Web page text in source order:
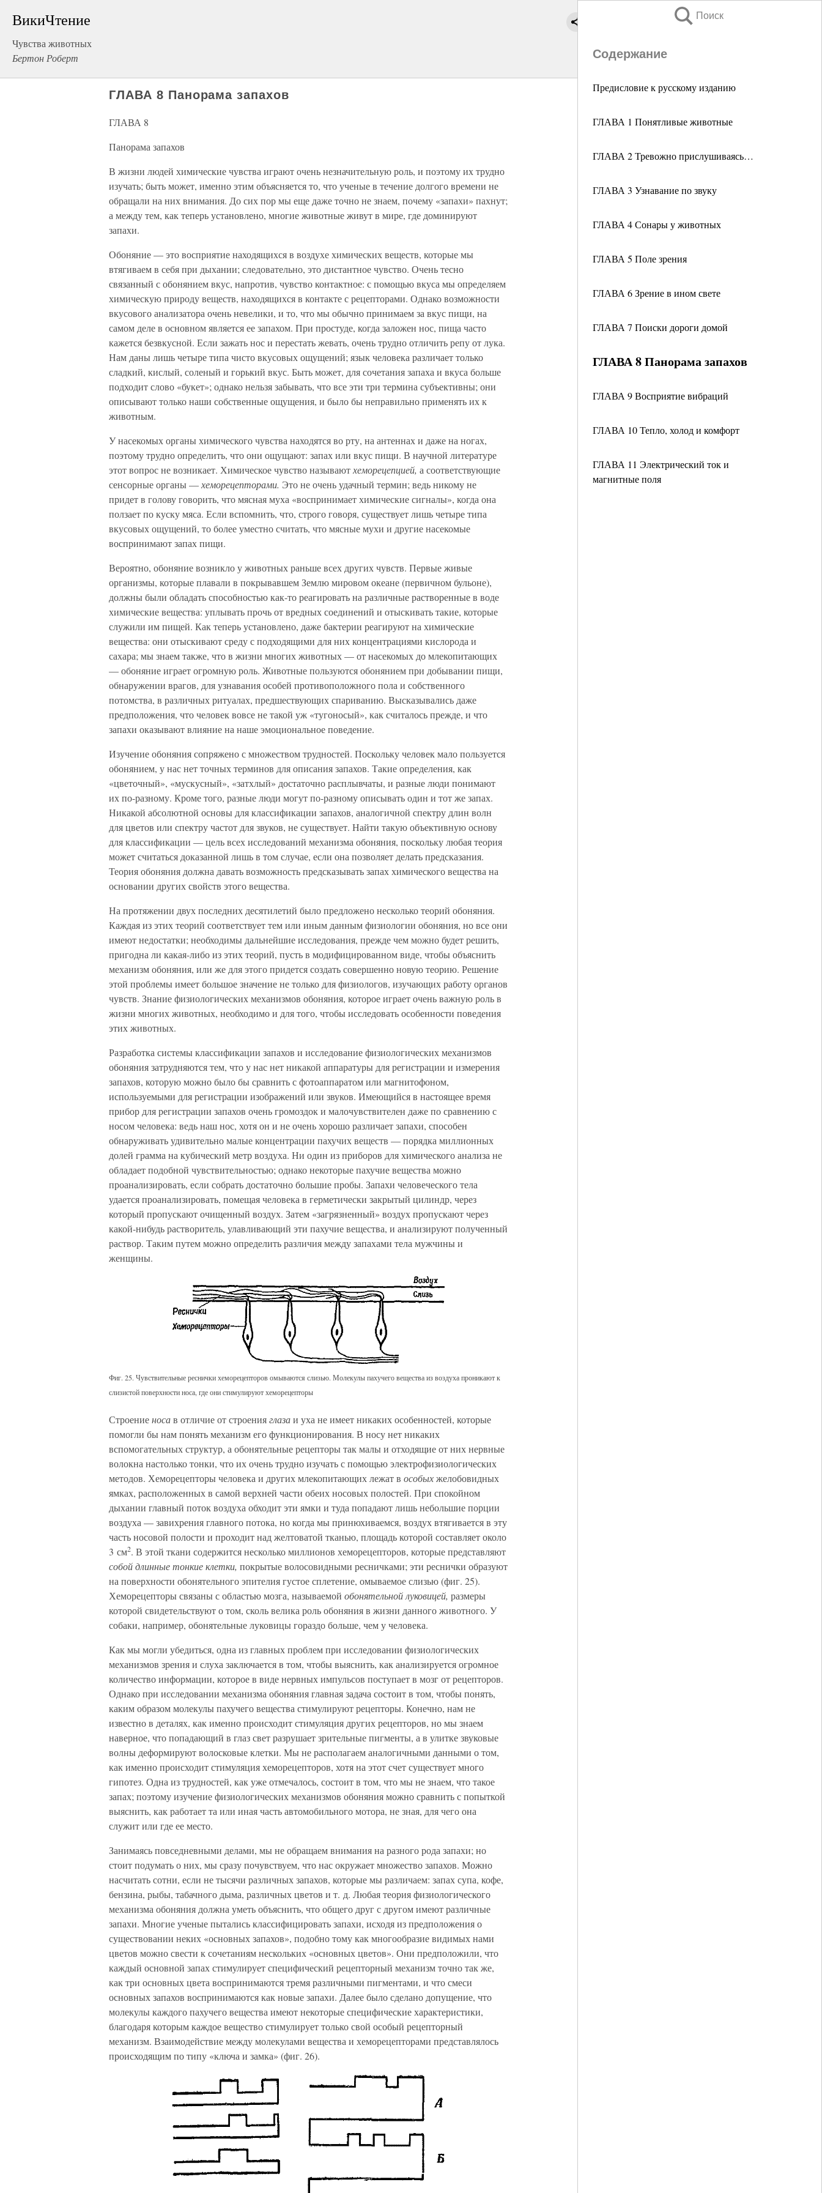
ВикиЧтение
Чувства животных
Бертон Роберт
Поиск
Содержание
Предисловие к русскому изданию
ГЛАВА 1 Понятливые животные
ГЛАВА 2 Тревожно прислушиваясь…
ГЛАВА 3 Узнавание по звуку
ГЛАВА 4 Сонары у животных
ГЛАВА 5 Поле зрения
ГЛАВА 6 Зрение в ином свете
ГЛАВА 7 Поиски дороги домой
ГЛАВА 8 Панорама запахов
ГЛАВА 9 Восприятие вибраций
ГЛАВА 10 Тепло, холод и комфорт
ГЛАВА 11 Электрический ток и
магнитные поля
ГЛАВА 8 Панорама запахов
ГЛАВА 8
Панорама запахов
В жизни людей химические чувства играют очень незначительную роль, и поэтому их трудно
изучать; быть может, именно этим объясняется то, что ученые в течение долгого времени не
обращали на них внимания. До сих пор мы еще даже точно не знаем, почему «запахи» пахнут;
а между тем, как теперь установлено, многие животные живут в мире, где доминируют
запахи.
Обоняние — это восприятие находящихся в воздухе химических веществ, которые мы
втягиваем в себя при дыхании; следовательно, это дистантное чувство. Очень тесно
связанный с обонянием вкус, напротив, чувство контактное: с помощью вкуса мы определяем
химическую природу веществ, находящихся в контакте с рецепторами. Однако возможности
вкусового анализатора очень невелики, и то, что мы обычно принимаем за вкус пищи, на
самом деле в основном является ее запахом. При простуде, когда заложен нос, пища часто
кажется безвкусной. Если зажать нос и перестать жевать, очень трудно отличить репу от лука.
Нам даны лишь четыре типа чисто вкусовых ощущений; язык человека различает только
сладкий, кислый, соленый и горький вкус. Быть может, для сочетания запаха и вкуса больше
подходит слово «букет»; однако нельзя забывать, что все эти три термина субъективны; они
описывают только наши собственные ощущения, и было бы неправильно применять их к
животным.
У насекомых органы химического чувства находятся во рту, на антеннах и даже на ногах,
поэтому трудно определить, что они ощущают: запах или вкус пищи. В научной литературе
этот вопрос не возникает. Химическое чувство называютхеморецепцией, а соответствующие
сенсорные органы —хеморецепторами. Это не очень удачный термин; ведь никому не
придет в голову говорить, что мясная муха «воспринимает химические сигналы», когда она
ползает по куску мяса. Если вспомнить, что, строго говоря, существует лишь четыре типа
вкусовых ощущений, то более уместно считать, что мясные мухи и другие насекомые
воспринимают запах пищи.
Вероятно, обоняние возникло у животных раньше всех других чувств. Первые живые
организмы, которые плавали в покрывавшем Землю мировом океане (первичном бульоне),
должны были обладать способностью как-то реагировать на различные растворенные в воде
химические вещества: уплывать прочь от вредных соединений и отыскивать такие, которые
служили им пищей. Как теперь установлено, даже бактерии реагируют на химические
вещества: они отыскивают среду с подходящими для них концентрациями кислорода и
сахара; мы знаем также, что в жизни многих животных — от насекомых до млекопитающих
— обоняние играет огромную роль. Животные пользуются обонянием при добывании пищи,
обнаружении врагов, для узнавания особей противоположного пола и собственного
потомства, в различных ритуалах, предшествующих спариванию. Высказывались даже
предположения, что человек вовсе не такой уж «тугоносый», как считалось прежде, и что
запахи оказывают влияние на наше эмоциональное поведение.
Изучение обоняния сопряжено с множеством трудностей. Поскольку человек мало пользуется
обонянием, у нас нет точных терминов для описания запахов. Такие определения, как
«цветочный», «мускусный», «затхлый» достаточно расплывчаты, и разные люди понимают
их по-разному. Кроме того, разные люди могут по-разному описывать один и тот же запах.
Никакой абсолютной основы для классификации запахов, аналогичной спектру длин волн
для цветов или спектру частот для звуков, не существует. Найти такую объективную основу
для классификации — цель всех исследований механизма обоняния, поскольку любая теория
может считаться доказанной лишь в том случае, если она позволяет делать предсказания.
Теория обоняния должна давать возможность предсказывать запах химического вещества на
основании других свойств этого вещества.
На протяжении двух последних десятилетий было предложено несколько теорий обоняния.
Каждая из этих теорий соответствует тем или иным данным физиологии обоняния, но все они
имеют недостатки; необходимы дальнейшие исследования, прежде чем можно будет решить,
пригодна ли какая-либо из этих теорий, пусть в модифицированном виде, чтобы объяснить
механизм обоняния, или же для этого придется создать совершенно новую теорию. Решение
этой проблемы имеет большое значение не только для физиологов, изучающих работу органов
чувств. Знание физиологических механизмов обоняния, которое играет очень важную роль в
жизни многих животных, необходимо и для того, чтобы исследовать особенности поведения
этих животных.
Разработка системы классификации запахов и исследование физиологических механизмов
обоняния затрудняются тем, что у нас нет никакой аппаратуры для регистрации и измерения
запахов, которую можно было бы сравнить с фотоаппаратом или магнитофоном,
используемыми для регистрации изображений или звуков. Имеющийся в настоящее время
прибор для регистрации запахов очень громоздок и малочувствителен даже по сравнению с
носом человека: ведь наш нос, хотя он и не очень хорошо различает запахи, способен
обнаруживать удивительно малые концентрации пахучих веществ — порядка миллионных
долей грамма на кубический метр воздуха. Ни один из приборов для химического анализа не
обладает подобной чувствительностью; однако некоторые пахучие вещества можно
проанализировать, если собрать достаточно большие пробы. Запахи человеческого тела
удается проанализировать, помещая человека в герметически закрытый цилиндр, через
который пропускают очищенный воздух. Затем «загрязненный» воздух пропускают через
какой-нибудь растворитель, улавливающий эти пахучие вещества, и анализируют полученный
раствор. Таким путем можно определить различия между запахами тела мужчины и
женщины.
Фиг. 25. Чувствительные реснички хеморецепторов омываются слизью. Молекулы пахучего вещества из воздуха проникают к
слизистой поверхности носа, где они стимулируют хеморецепторы
Строениеносав отличие от строенияглазаи уха не имеет никаких особенностей, которые
помогли бы нам понять механизм его функционирования. В носу нет никаких
вспомогательных структур, а обонятельные рецепторы так малы и отходящие от них нервные
волокна настолько тонки, что их очень трудно изучать с помощью электрофизиологических
методов. Хеморецепторы человека и других млекопитающих лежат в особыхжелобовидных
ямках, расположенных в самой верхней части обеих носовых полостей. При спокойном
дыхании главный поток воздуха обходит эти ямки и туда попадают лишь небольшие порции
воздуха — завихрения главного потока, но когда мы принюхиваемся, воздух втягивается в эту
часть носовой полости и проходит над желтоватой тканью, площадь которой составляет около
3 см2. В этой ткани содержится несколько миллионов хеморецепторов, которые представляют
собой длинные тонкие клетки, покрытые волосовидными ресничками; эти реснички образуют
на поверхности обонятельного эпителия густое сплетение, омываемое слизью (фиг. 25).
Хеморецепторы связаны с областью мозга, называемой обонятельной луковицей, размеры
которой свидетельствуют о том, сколь велика роль обоняния в жизни данного животного. У
собаки, например, обонятельные луковицы гораздо больше, чем у человека.
Как мы могли убедиться, одна из главных проблем при исследовании физиологических
механизмов зрения и слуха заключается в том, чтобы выяснить, как анализируется огромное
количество информации, которое в виде нервных импульсов поступает в мозг от рецепторов.
Однако при исследовании механизма обоняния главная задача состоит в том, чтобы понять,
каким образом молекулы пахучего вещества стимулируют рецепторы. Конечно, нам не
известно в деталях, как именно происходит стимуляция других рецепторов, но мы знаем
наверное, что попадающий в глаз свет разрушает зрительные пигменты, а в улитке звуковые
волны деформируют волосковые клетки. Мы не располагаем аналогичными данными о том,
как именно происходит стимуляция хеморецепторов, хотя на этот счет существует много
гипотез. Одна из трудностей, как уже отмечалось, состоит в том, что мы не знаем, что такое
запах; поэтому изучение физиологических механизмов обоняния можно сравнить с попыткой
выяснить, как работает та или иная часть автомобильного мотора, не зная, для чего она
служит или где ее место.
Занимаясь повседневными делами, мы не обращаем внимания на разного рода запахи; но
стоит подумать о них, мы сразу почувствуем, что нас окружает множество запахов. Можно
насчитать сотни, если не тысячи различных запахов, которые мы различаем: запах супа, кофе,
бензина, рыбы, табачного дыма, различных цветов и т. д. Любая теория физиологического
механизма обоняния должна уметь объяснить, что общего друг с другом имеют различные
запахи. Многие ученые пытались классифицировать запахи, исходя из предположения о
существовании неких «основных запахов», подобно тому как многообразие видимых нами
цветов можно свести к сочетаниям нескольких «основных цветов». Они предположили, что
каждый основной запах стимулирует специфический рецепторный механизм точно так же,
как три основных цвета воспринимаются тремя различными пигментами, и что смеси
основных запахов воспринимаются как новые запахи. Далее было сделано допущение, что
молекулы каждого пахучего вещества имеют некоторые специфические характеристики,
благодаря которым каждое вещество стимулирует только свой особый рецепторный
механизм. Взаимодействие между молекулами вещества и хеморецепторами представлялось
происходящим по типу «ключа и замка» (фиг. 26).